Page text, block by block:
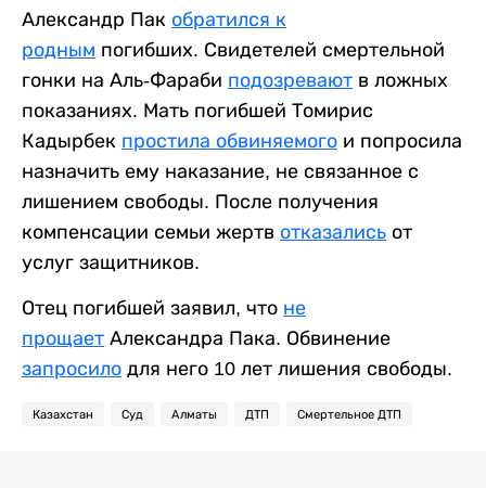
Александр Пак обратился к
родным погибших. Свидетелей смертельной
гонки на Аль-Фараби подозревают в ложных
показаниях. Мать погибшей Томирис
Кадырбек простила обвиняемого и попросила
назначить ему наказание, не связанное с
лишением свободы. После получения
компенсации семьи жертв отказались от
услуг защитников.
Отец погибшей заявил, что не
прощает Александра Пака. Обвинение
запросило для него 10 лет лишения свободы.
Казахстан Суд Алматы ДТП Смертельное ДТП